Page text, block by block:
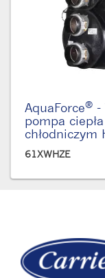
AquaForce® -
pompa
chłodniczym
61XWHZE